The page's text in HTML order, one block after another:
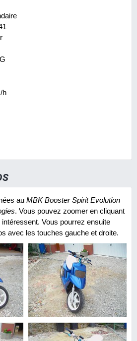
h
au MBK Booster Spirit Evolution
. Vous pouvez zoomer en cliquant
Vous pourrez ensuite
avec les touches gauche et droite.